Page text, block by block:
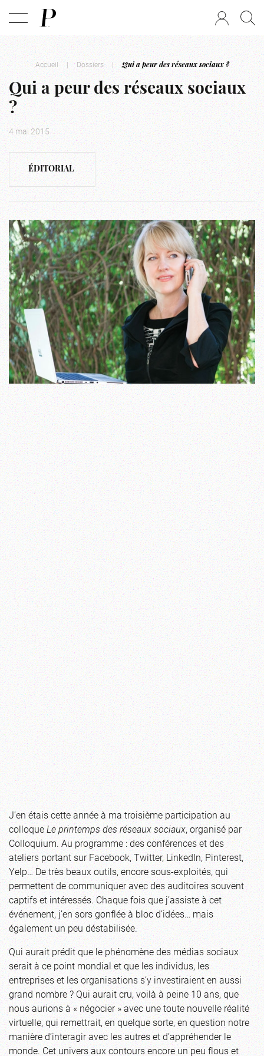
Accueil | Dossiers | Qui a peur des réseaux sociaux ?
Qui a peur des réseaux sociaux
?
4 mai 2015
ÉDITORIAL
J’en étais cette année à ma troisième participation au
colloqueLe printemps des réseaux sociaux, organisé par
Colloquium. Au programme : des conférences et des
ateliers portant sur Facebook, Twitter, LinkedIn, Pinterest,
Yelp… De très beaux outils, encore sous-exploités, qui
permettent de communiquer avec des auditoires souvent
captifs et intéressés. Chaque fois que j’assiste à cet
événement, j’en sors gonflée à bloc d’idées… mais
également un peu déstabilisée.
Qui aurait prédit que le phénomène des médias sociaux
serait à ce point mondial et que les individus, les
entreprises et les organisations s’y investiraient en aussi
grand nombre ? Qui aurait cru, voilà à peine 10 ans, que
nous aurions à « négocier » avec une toute nouvelle réalité
virtuelle, qui remettrait, en quelque sorte, en question notre
manière d’interagir avec les autres et d’appréhender le
monde. Cet univers aux contours encore un peu flous et